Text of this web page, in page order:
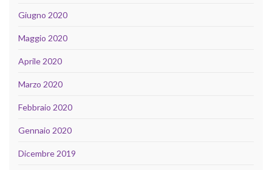
Giugno 2020
Maggio 2020
Aprile 2020
Marzo 2020
Febbraio 2020
Gennaio 2020
Dicembre 2019